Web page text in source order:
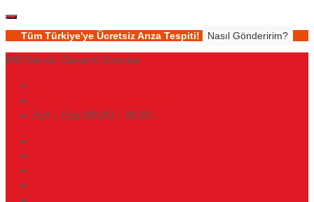
Tüm Türkiye'ye Ücretsiz Arıza Tespiti! Nasıl Gönderirim?
MSI Servis, Garanti Sonrası
Pzt - Cts 09.00 - 19.30